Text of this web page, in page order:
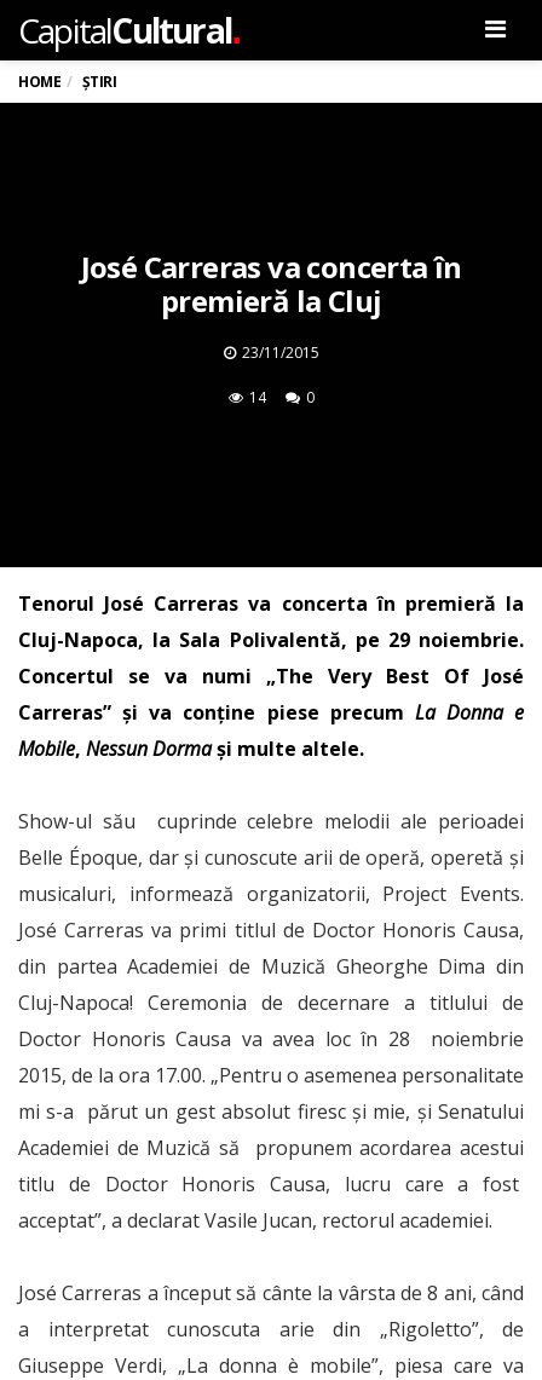
CapitalCultural.
HOME ȘTIRI
José Carreras va concerta în
premieră la Cluj
23/11/2015
14 0
Tenorul José Carreras va concerta în premieră la
Cluj-Napoca, la Sala Polivalentă, pe 29 noiembrie.
Concertul se va numi „The Very Best Of José
Carreras” şi va conţine piese precum La Donna e
Mobile, Nessun Dormaşi multe altele.
Show-ul său cuprinde celebre melodii ale perioadei
Belle Époque, dar şi cunoscute arii de operă, operetă şi
musicaluri, informează organizatorii, Project Events.
José Carreras va primi titlul de Doctor Honoris Causa,
din partea Academiei de Muzică Gheorghe Dima din
Cluj-Napoca! Ceremonia de decernare a titlului de
Doctor Honoris Causa va avea loc în 28 noiembrie
2015, de la ora 17.00. „Pentru o asemenea personalitate
mi s-a părut un gest absolut firesc şi mie, şi Senatului
Academiei de Muzică să propunem acordarea acestui
titlu de Doctor Honoris Causa, lucru care a fost
acceptat”, a declarat Vasile Jucan, rectorul academiei.
José Carreras a început să cânte la vârsta de 8 ani, când
a interpretat cunoscuta arie din „Rigoletto”, de
Giuseppe Verdi, „La donna è mobile”, piesa care va